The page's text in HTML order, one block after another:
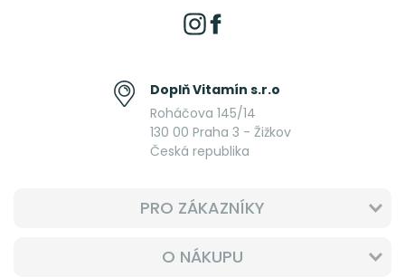
Doplň Vitamín s.r.o
Roháčova 145/14
130 00 Praha 3 - Žižkov
Česká republika
PRO ZÁKAZNÍKY
O NÁKUPU